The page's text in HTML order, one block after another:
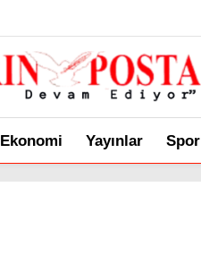
Ekonomi Yayınlar Spor